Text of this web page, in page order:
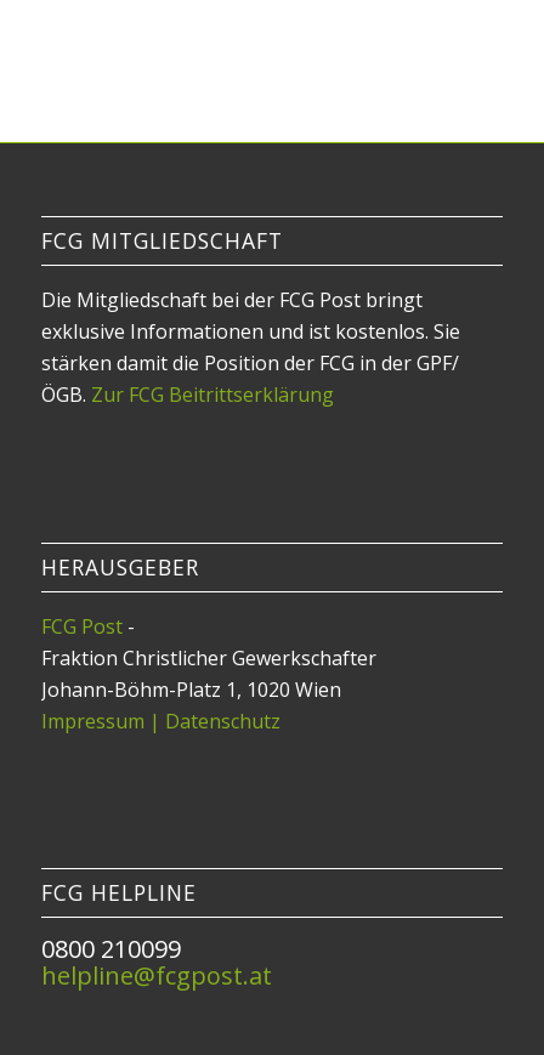
FCG MITGLIEDSCHAFT
Die Mitgliedschaft bei der FCG Post bringt
exklusive Informationen und ist kostenlos. Sie
stärken damit die Position der FCG in der GPF/
ÖGB. Zur FCG Beitrittserklärung
HERAUSGEBER
FCG Post-
Fraktion Christlicher Gewerkschafter
Johann-Böhm-Platz 1, 1020 Wien
Impressum | Datenschutz
FCG HELPLINE
0800 210099
helpline@fcgpost.at